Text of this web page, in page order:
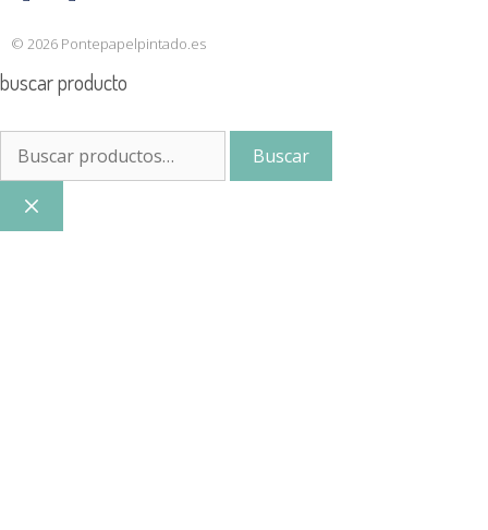
© 2026 Pontepapelpintado.es
buscar producto
Buscar